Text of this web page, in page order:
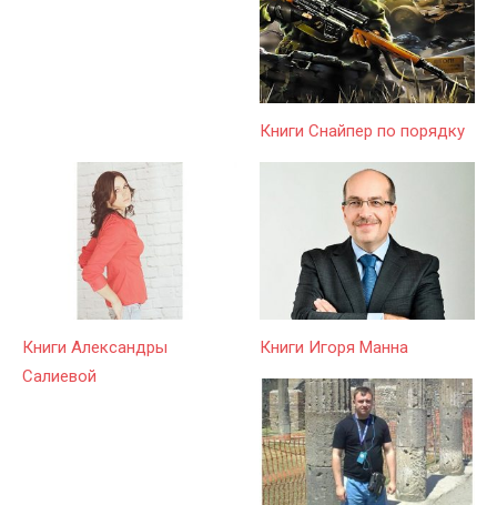
Книги Снайпер по порядку
Книги Александры
Салиевой
Книги Игоря Манна